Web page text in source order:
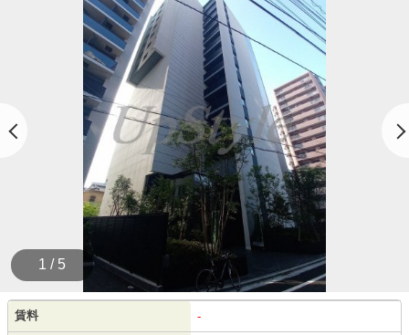
1 / 5
賃料 -